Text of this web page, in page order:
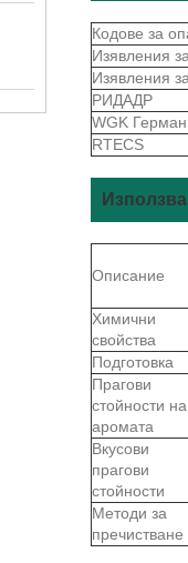
Кодове за
Изявления
Изявления
РИДАДР
WGK
RTECS
Описание
Химични
свойства
Подготовка
Прагови
стойности на
аромата
Вкусови
прагови
стойности
Методи за
пречистване